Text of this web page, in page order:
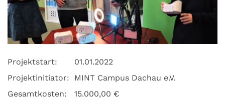
Projektstart:
01.01.2022
Projektinitiator:
MINT Campus Dachau e.V.
Gesamtkosten:
15.000,00 €